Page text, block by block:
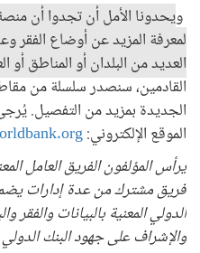
ويحدونا الأمل أن تجدوا أن
لمعرفة المزيد عن أوضاع الفقر
العديد من البلدان أو المناطق أو
القادمين، سنصدر سلسلة من
الجديدة بمزيد من التفصيل.
الموقع الإلكتروني:
يرأس المؤلفون الفريق العامل
فريق مشترك من عدة إدارات
الدولي المعنية بالبيانات
والإشراف على جهود البنك